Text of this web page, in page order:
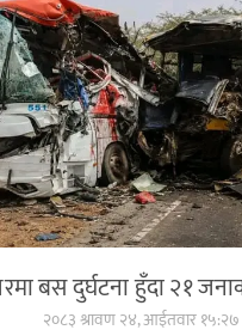
बस दुर्घटना हुँदा २१
२०८३ श्रावण २४, आईतवार १५:२७